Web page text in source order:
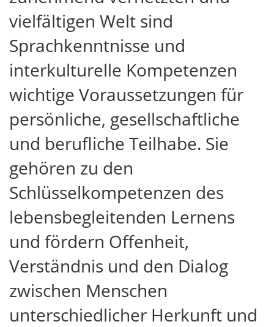
vielfältigen Welt sind
Sprachkenntnisse und
interkulturelle Kompetenzen
wichtige Voraussetzungen für
persönliche, gesellschaftliche
und berufliche Teilhabe. Sie
gehören zu den
Schlüsselkompetenzen des
lebensbegleitenden Lernens
und fördern Offenheit,
Verständnis und den Dialog
zwischen Menschen
unterschiedlicher Herkunft und